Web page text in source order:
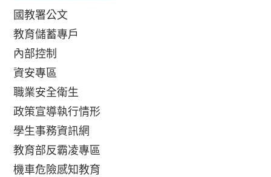
國教署公文
教育儲蓄專戶
內部控制
資安專區
職業安全衛生
政策宣導執行情形
學生事務資訊網
教育部反霸凌專區
機車危險感知教育